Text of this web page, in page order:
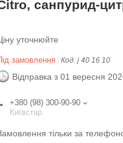
санпурид-
уточнюйте
замовлення Код: j 40 16 10
Відправка з 01 вересня
+380 (98) 300-90-90
Київстар
тільки за